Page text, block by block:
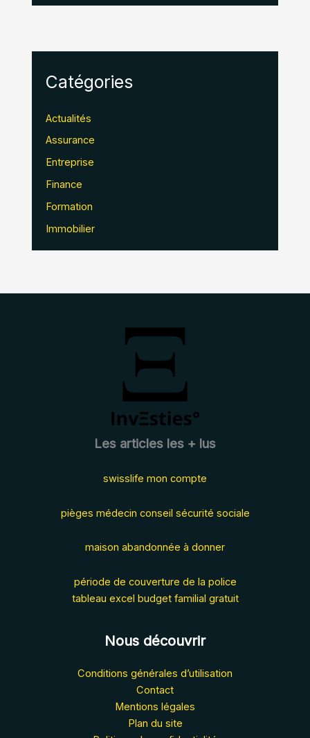
Catégories
Actualités
Assurance
Entreprise
Finance
Formation
Immobilier
Les articles les + lus
swisslife mon compte
pièges médecin conseil sécurité sociale
maison abandonnée à donner
période de couverture de la police
tableau excel budget familial gratuit
Nous découvrir
Conditions générales d’utilisation
Contact
Mentions légales
Plan du site